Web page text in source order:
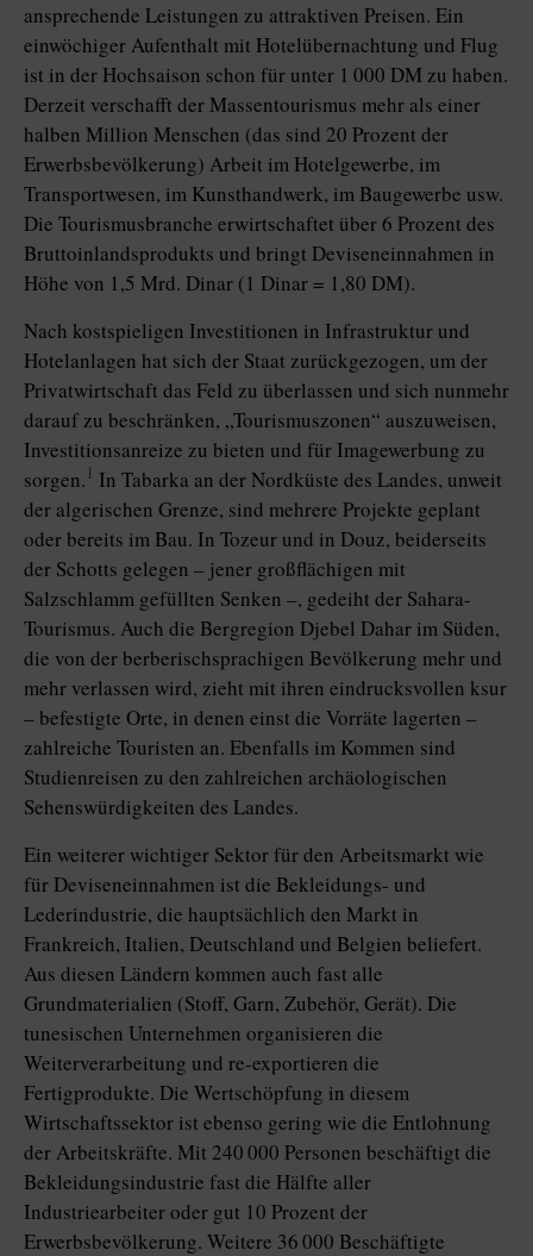
ansprechende Leistungen zu attraktiven Preisen. Ein
einwöchiger Aufenthalt mit Hotelübernachtung und Flug
ist in der Hochsaison schon für unter 1 000 DM zu haben.
Derzeit verschafft der Massentourismus mehr als einer
halben Million Menschen (das sind 20 Prozent der
Erwerbsbevölkerung) Arbeit im Hotelgewerbe, im
Transportwesen, im Kunsthandwerk, im Baugewerbe usw.
Die Tourismusbranche erwirtschaftet über 6 Prozent des
Bruttoinlandsprodukts und bringt Deviseneinnahmen in
Höhe von 1,5 Mrd. Dinar (1 Dinar = 1,80 DM).
Nach kostspieligen Investitionen in Infrastruktur und
Hotelanlagen hat sich der Staat zurückgezogen, um der
Privatwirtschaft das Feld zu überlassen und sich nunmehr
darauf zu beschränken, „Tourismuszonen“ auszuweisen,
Investitionsanreize zu bieten und für Imagewerbung zu
sorgen. 1 In Tabarka an der Nordküste des Landes, unweit
der algerischen Grenze, sind mehrere Projekte geplant
oder bereits im Bau. In Tozeur und in Douz, beiderseits
der Schotts gelegen – jener großflächigen mit
Salzschlamm gefüllten Senken –, gedeiht der Sahara-
Tourismus. Auch die Bergregion Djebel Dahar im Süden,
die von der berberischsprachigen Bevölkerung mehr und
mehr verlassen wird, zieht mit ihren eindrucksvollen ksur
– befestigte Orte, in denen einst die Vorräte lagerten –
zahlreiche Touristen an. Ebenfalls im Kommen sind
Studienreisen zu den zahlreichen archäologischen
Sehenswürdigkeiten des Landes.
Ein weiterer wichtiger Sektor für den Arbeitsmarkt wie
für Deviseneinnahmen ist die Bekleidungs- und
Lederindustrie, die hauptsächlich den Markt in
Frankreich, Italien, Deutschland und Belgien beliefert.
Aus diesen Ländern kommen auch fast alle
Grundmaterialien (Stoff, Garn, Zubehör, Gerät). Die
tunesischen Unternehmen organisieren die
Weiterverarbeitung und re-exportieren die
Fertigprodukte. Die Wertschöpfung in diesem
Wirtschaftssektor ist ebenso gering wie die Entlohnung
der Arbeitskräfte. Mit 240 000 Personen beschäftigt die
Bekleidungsindustrie fast die Hälfte aller
Industriearbeiter oder gut 10 Prozent der
Erwerbsbevölkerung. Weitere 36 000 Beschäftigte